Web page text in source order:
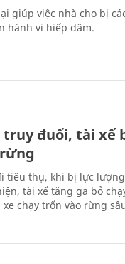
giúp việc nhà cho bị
hành vi hiếp dâm.
truy đuổi, tài xế
tiêu thụ, khi bị lực lượng
tài xế tăng ga bỏ
chạy trốn vào rừng